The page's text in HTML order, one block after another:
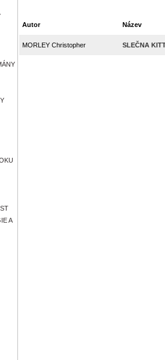
Autor Název
MORLEY Christopher SLEČNA
A